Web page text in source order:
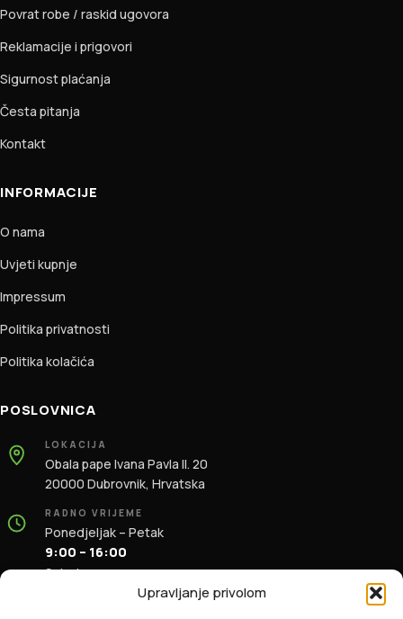
Upravljanje privolom
Povrat robe / raskid ugovora
Reklamacije i prigovori
Sigurnost plaćanja
Česta pitanja
Kontakt
INFORMACIJE
O nama
Uvjeti kupnje
Impressum
Politika privatnosti
Politika kolačića
POSLOVNICA
LOKACIJA
Obala pape Ivana Pavla II. 20
20000 Dubrovnik, Hrvatska
RADNO VRIJEME
Ponedjeljak – Petak
9:00 – 16:00
Subota